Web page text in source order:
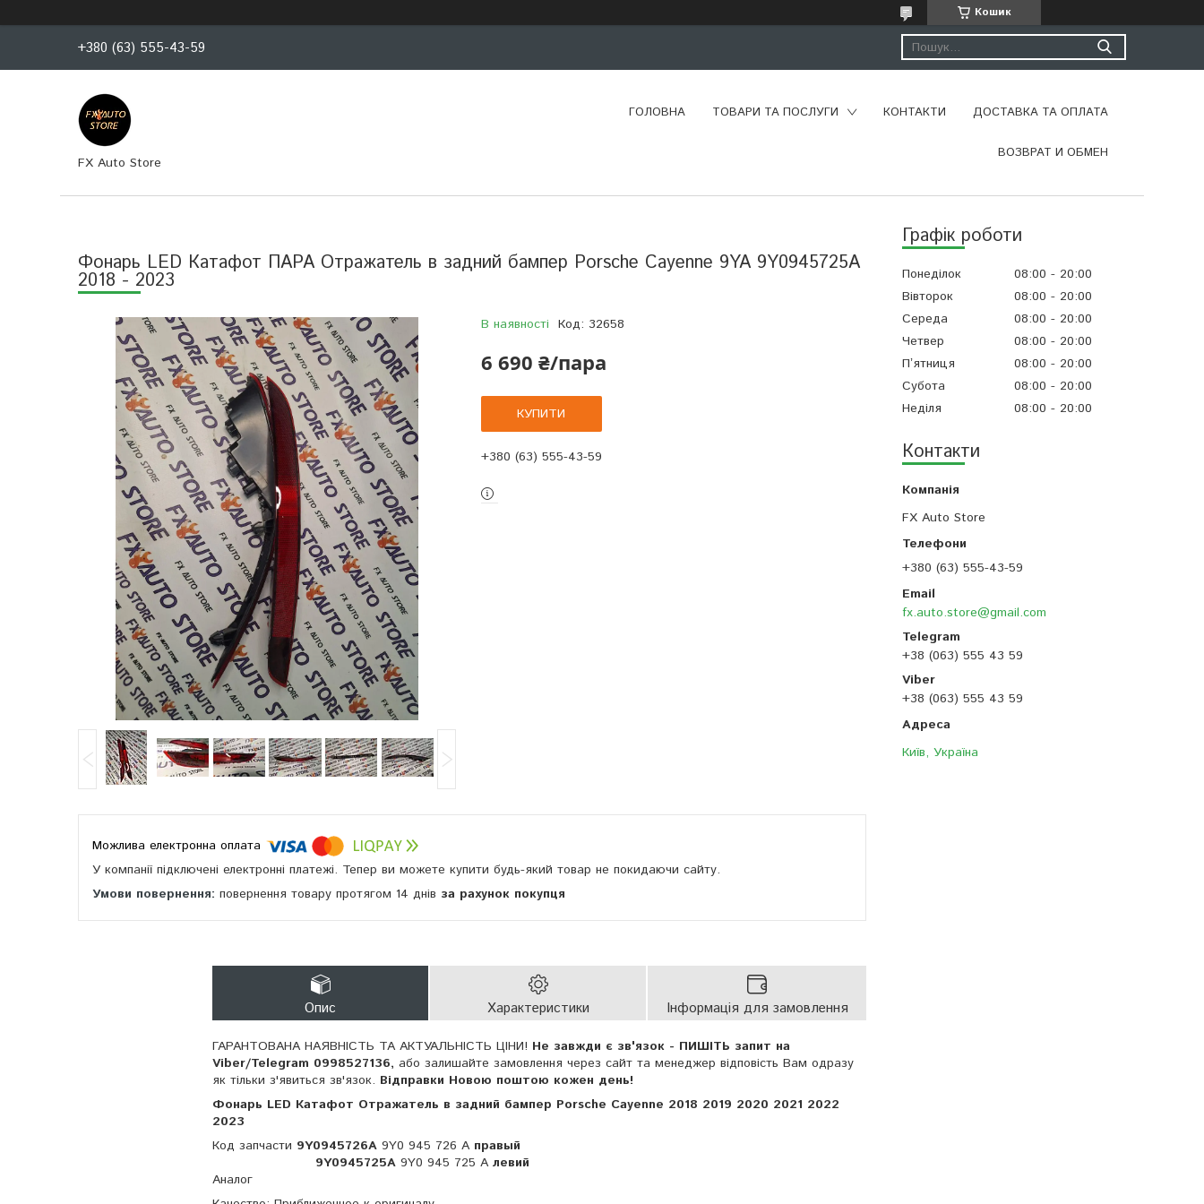
Кошик
+380 (63) 555-43-59
FX Auto Store
ГОЛОВНА ТОВАРИ ТА ПОСЛУГИ КОНТАКТИ ДОСТАВКА ТА ОПЛАТА
ВОЗВРАТ И ОБМЕН
Графік роботи
Понеділок 08:00
20:00
Вівторок
08:00
20:00
Середа
08:00
20:00
Четвер
08:00
20:00
Пʼятниця
08:00
20:00
Субота
08:00
20:00
Неділя
08:00 20:00
Контакти
FX Auto Store
+380 (63) 555-43-59
fx.auto.store@gmail.com
+38 (063) 555 43 59
+38 (063) 555 43 59
Київ, Україна
Фонарь LED Катафот ПАРА Отражатель в задний бампер Porsche Cayenne 9YA 9Y0945725A
2018 - 2023
В наявності Код: 32658
6 690 ₴/пара
КУПИТИ
+380 (63) 555-43-59
У компанії підключені електронні платежі. Тепер ви можете купити будь-який товар не покидаючи сайту.
повернення товару протягом 14 днів за рахунок покупця
Опис Характеристики Інформація для замовлення
ГАРАНТОВАНА НАЯВНІСТЬ ТА АКТУАЛЬНІСТЬ ЦІНИ! Не завжди є зв'язок - ПИШІТЬ запит на
Viber/Telegram 0998527136, або залишайте замовлення через сайт та менеджер відповість Вам одразу
як тільки з'явиться зв'язок. Відправки Новою поштою кожен день!
Фонарь LED Катафот Отражатель в задний бампер Porsche Cayenne 2018 2019 2020 2021 2022
2023
Код запчасти 9Y0945726A 9Y0 945 726 A правый
9Y0945725A 9Y0 945 725 A левий
Аналог